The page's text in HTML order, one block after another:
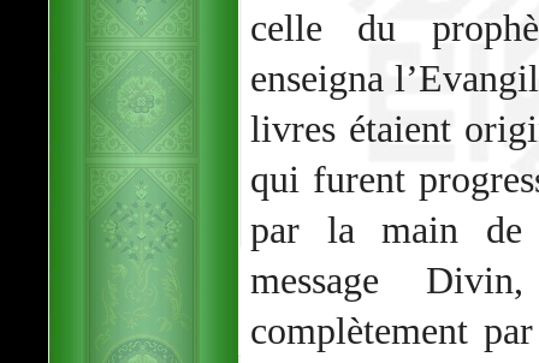
celle du
enseigna
livres étaient
qui furent
par la main de
message
complètement